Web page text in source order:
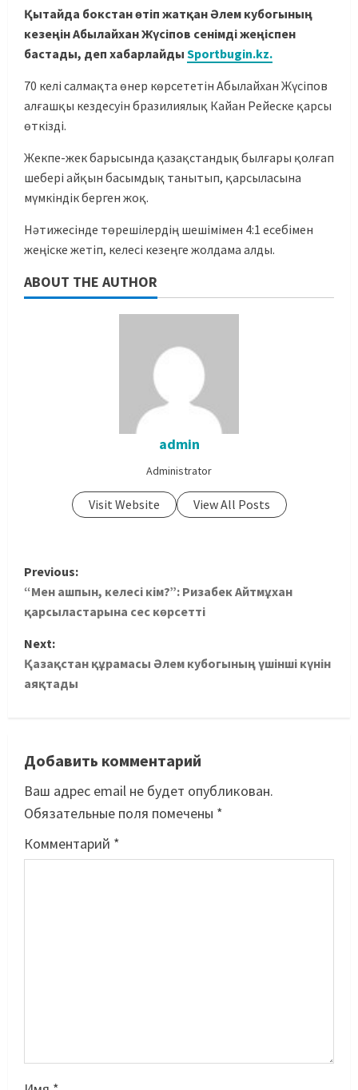
Қытайда бокстан өтіп жатқан Әлем кубогының
кезеңін Абылайхан Жүсіпов сенімді жеңіспен
бастады, деп хабарлайды Sportbugin.kz.
70 келі салмақта өнер көрсететін Абылайхан Жүсіпов
алғашқы кездесуін бразилиялық Кайан Рейеске қарсы
өткізді.
Жекпе-жек барысында қазақстандық былғары қолғап
шебері айқын басымдық танытып, қарсыласына
мүмкіндік берген жоқ.
Нәтижесінде төрешілердің шешімімен 4:1 есебімен
жеңіске жетіп, келесі кезеңге жолдама алды.
ABOUT THE AUTHOR
admin
Administrator
Visit Website View All Posts
Previous:
“Мен ашпын, келесі кім?”: Ризабек Айтмұхан
қарсыластарына сес көрсетті
Next:
Қазақстан құрамасы Әлем кубогының үшінші күнін
аяқтады
Добавить комментарий
Ваш адрес email не будет опубликован.
Обязательные поля помечены *
Комментарий *